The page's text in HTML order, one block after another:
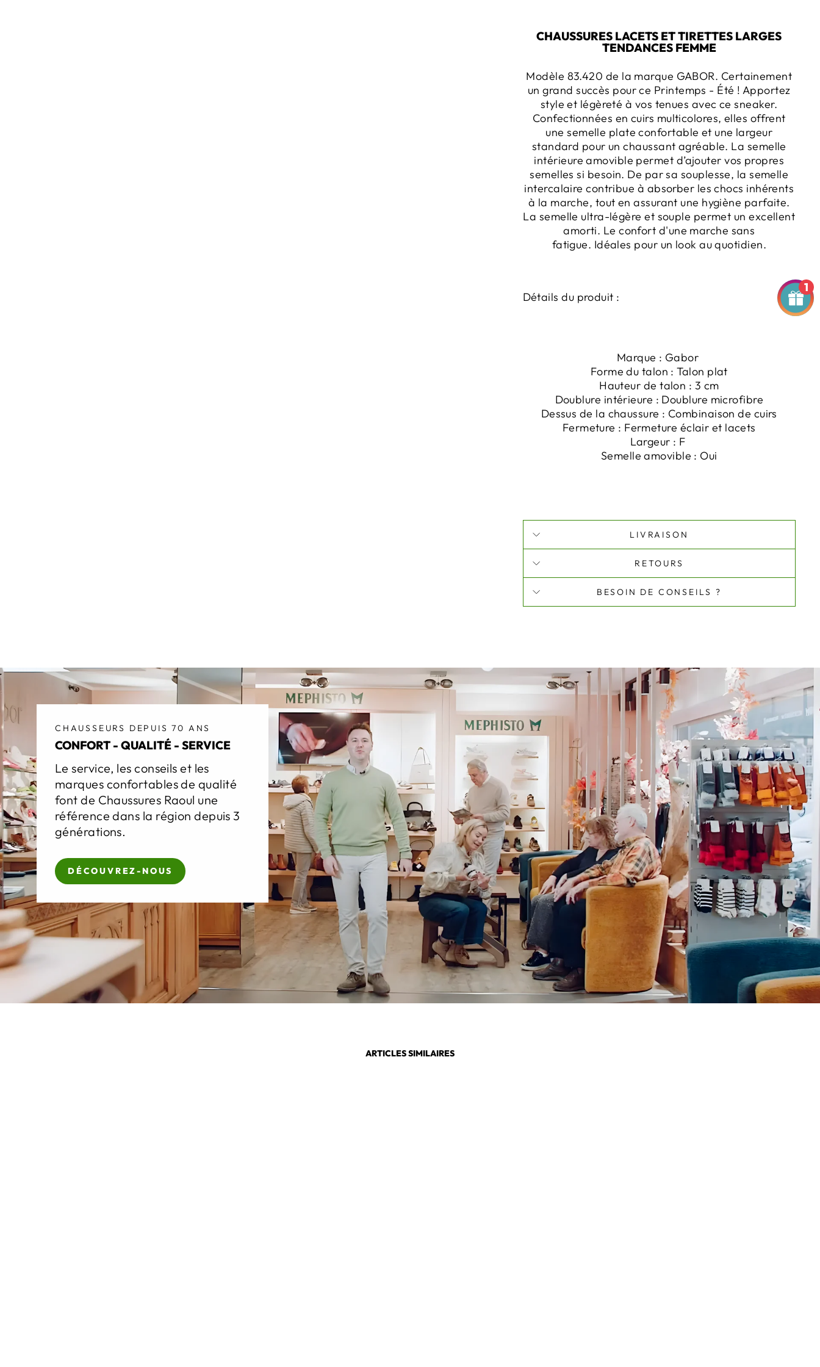
CHAUSSURES LACETS ET TIRETTES LARGES
TENDANCES FEMME
Modèle 83.420 de la marque GABOR. Certainement
un grand succès pour ce Printemps - Été ! Apportez
style et légèreté à vos tenues avec ce sneaker.
Confectionnées en cuirs multicolores, elles offrent
une semelle plate confortable et une largeur
standard pour un chaussant agréable. La semelle
intérieure amovible permet d’ajouter vos propres
semelles si besoin. De par sa souplesse, la semelle
intercalaire contribue à absorber les chocs inhérents
à la marche, tout en assurant une hygiène parfaite.
La semelle ultra-légère et souple permet un excellent
amorti. Le confort d'une marche sans
fatigue. Idéales pour un look au quotidien.
Détails du produit :
Marque : Gabor
Forme du talon : Talon plat
Hauteur de talon : 3 cm
Doublure intérieure : Doublure microfibre
Dessus de la chaussure : Combinaison de cuirs
Fermeture : Fermeture éclair et lacets
Largeur : F
Semelle amovible : Oui
LIVRAISON
RETOURS
BESOIN DE CONSEILS ?
CHAUSSEURS DEPUIS 70 ANS
CONFORT - QUALITÉ - SERVICE
Le service, les conseils et les
marques confortables de qualité
font de Chaussures Raoul une
référence dans la région depuis 3
générations.
DÉCOUVREZ-NOUS
ARTICLES SIMILAIRES
1